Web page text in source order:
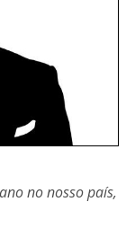
no nosso país,